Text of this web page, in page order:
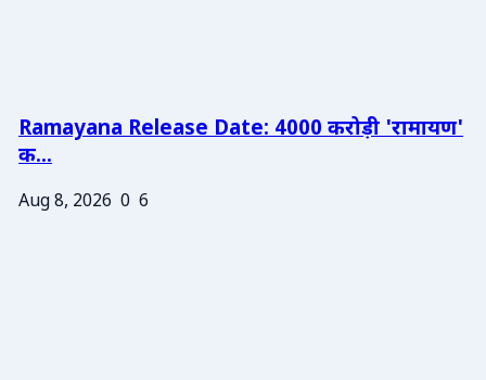
Ramayana Release Date: 4000 करोड़ी 'रामायण'
क...
Aug 8, 2026 0 6